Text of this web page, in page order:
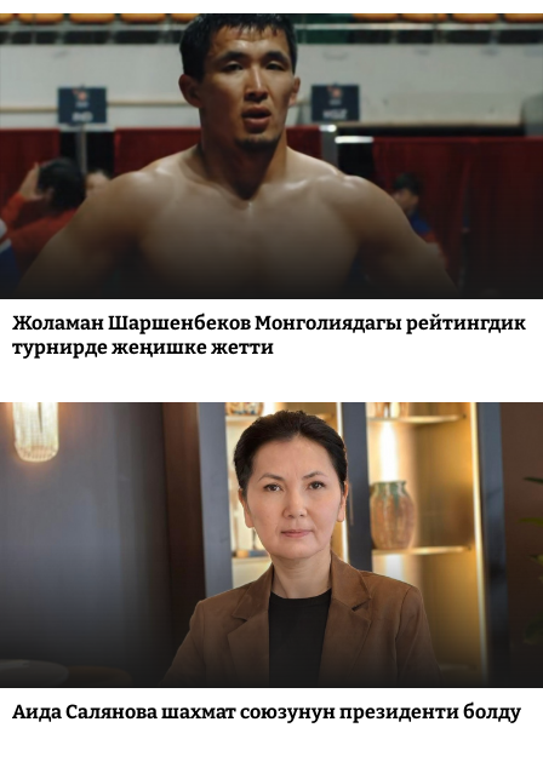
Жоламан Шаршенбеков Монголиядагы рейтингдик
турнирде жеңишке жетти
Аида Салянова шахмат союзунун президенти болду